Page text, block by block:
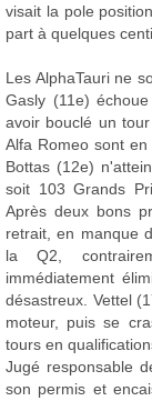
visait la pole
part à quelques
Les AlphaTauri ne
Gasly (11e)
avoir bouclé un
Alfa Romeo sont
Bottas (12e)
soit 103 Grands
Après deux bons
retrait, en manque
la Q2,
immédiatement
désastreux. Vettel
moteur, puis se
tours en
Jugé responsable
son permis et